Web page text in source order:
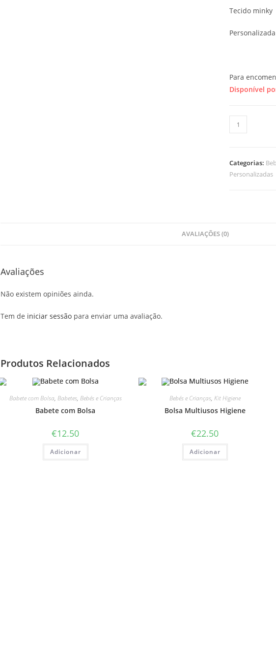
Tecido minky
Para
Disponível
Quantidade
de
Personalizada
Categorias:
Personalizadas
AVALIAÇÕES (0)
Avaliações
Não existem opiniões ainda.
Tem de iniciar sessão para enviar uma avaliação.
Produtos Relacionados
Babete com Bolsa, Babetes, Bebés e Crianças
Babete com Bolsa
€12.50
Adicionar
Bebés e Crianças, Kit Higiene
Bolsa Multiusos Higiene
€22.50
Adicionar